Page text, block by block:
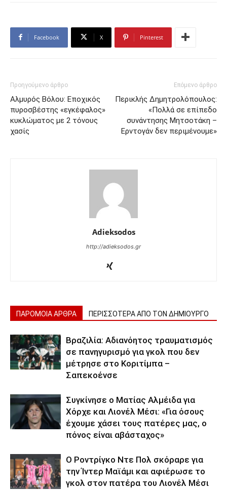
Facebook X Pinterest
Προηγούμενο άρθρο
Αλμυρός Βόλου: Εποχικός
πυροσβέστης «εγκέφαλος»
κυκλώματος με 2 τόνους
χασίς
Επόμενο άρθρο
Περικλής Δημητρολόπουλος:
«Πολλά σε επίπεδο
συνάντησης Μητσοτάκη –
Ερντογάν δεν περιμένουμε»
Adieksodos
http://adieksodos.gr
ΠΑΡΟΜΟΙΑ ΑΡΘΡΑ ΠΕΡΙΣΣΟΤΕΡΑ ΑΠΟ ΤΟΝ ΔΗΜΙΟΥΡΓΟ
Βραζιλία: Αδιανόητος τραυματισμός
σε πανηγυρισμό για γκολ που δεν
μέτρησε στο Κοριτίμπα –
Σαπεκοένσε
Συγκίνησε ο Ματίας Αλμέιδα για
Χόρχε και Λιονέλ Μέσι: «Για όσους
έχουμε χάσει τους πατέρες μας, ο
πόνος είναι αβάσταχος»
Ο Ροντρίγκο Ντε Πολ σκόραρε για
την Ίντερ Μαϊάμι και αφιέρωσε το
γκολ στον πατέρα του Λιονέλ Μέσι